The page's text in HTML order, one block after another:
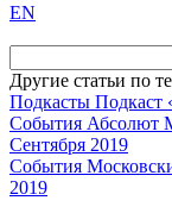
the
division
agent
watch
replica
showcases
substantial
areas.
EN
Другие статьи по
Подкасты Подкаст
События Абсолют
Сентября 2019
События
2019